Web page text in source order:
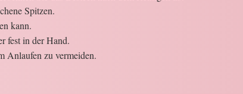
Spitzen.
kann.
fest in der Hand.
Anlaufen zu vermeiden.